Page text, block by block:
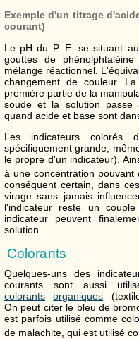
Exemple d'un titrage
courant)
Le pH du P. E. se situant
gouttes de
mélange réactionnel.
changement de couleur.
première partie de la
soude et la solution passe
quand acide et base sont
Les indicateurs colorés
spécifiquement grande,
le propre d'un indicateur).
à une concentration pouvant
conséquent certain, dans
virage sans jamais
l'indicateur reste un
indicateur peuvent
solution.
Colorants
Quelques-uns des
courants sont aussi
colorants
organiques
On peut citer le bleu de
est parfois utilisé comme
de malachite, qui est utilisé